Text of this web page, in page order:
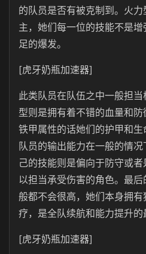
的队员是否有被克制到。火
主，她们每一位的技能不是
足的爆发。
[虎牙奶瓶加速器]
此类队员在队伍之中一般担
型则是拥有着不错的血量和
铁甲属性的话她们的护甲和
队员的输出能力在一般的情
己的技能则是偏向于防守或
以担当承受伤害的角色。最
般都不会很高，她们本身拥
疗，是全队续航和能力提升的
[虎牙奶瓶加速器]